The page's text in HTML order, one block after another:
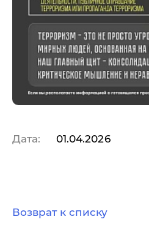
Дата: 01.04.2026
Возврат к списку